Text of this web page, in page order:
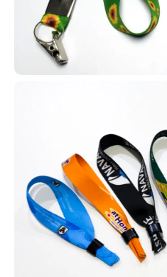
Identificação em PVC
necessidade.
Contamos com diversos modelos
possa escolher o que melhor se
igreja, com total liberdade de
Com isso, você pode aumentar a
as carteirinhas em várias